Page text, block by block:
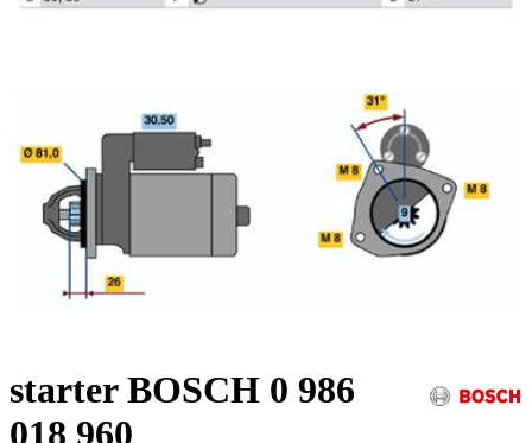
starter BOSCH 0 986
018 960